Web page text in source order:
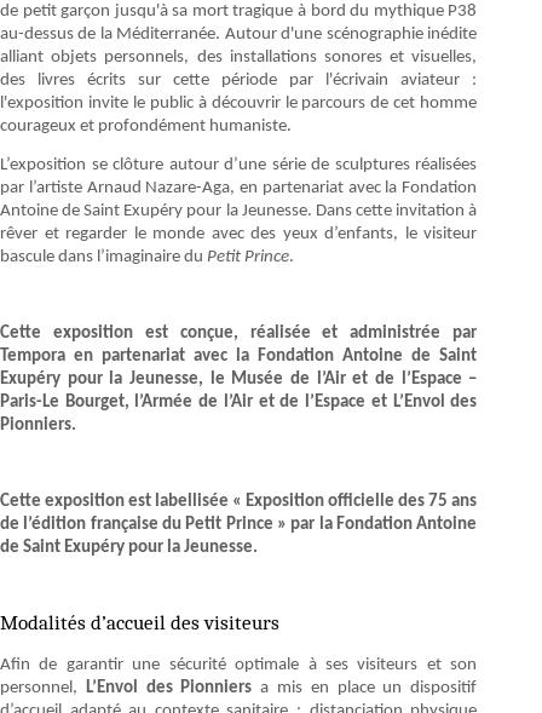
de petit garçon jusqu'à sa mort tragique à bord du mythique P38
au-dessus de la Méditerranée. Autour d'une scénographie inédite
alliant objets personnels, des installations sonores et visuelles,
des livres écrits sur cette période par l'écrivain aviateur :
l'exposition invite le public à découvrir le parcours de cet homme
courageux et profondément humaniste.
L’exposition se clôture autour d’une série de sculptures réalisées
par l’artiste Arnaud Nazare-Aga, en partenariat avec la Fondation
Antoine de Saint Exupéry pour la Jeunesse. Dans cette invitation à
rêver et regarder le monde avec des yeux d’enfants, le visiteur
bascule dans l’imaginaire du Petit Prince.
Cette exposition est conçue, réalisée et administrée par
Tempora en partenariat avec la Fondation Antoine de Saint
Exupéry pour la Jeunesse, le Musée de l’Air et de l’Espace –
Paris-Le Bourget, l’Armée de l’Air et de l’Espace et L’Envol des
Pionniers.
Cette exposition est labellisée « Exposition officielle des 75 ans
de l’édition française du Petit Prince » par la Fondation Antoine
de Saint Exupéry pour la Jeunesse.
Modalités d’accueil des visiteurs
Afin de garantir une sécurité optimale à ses visiteurs et son
personnel, L’Envol des Pionniers a mis en place un dispositif